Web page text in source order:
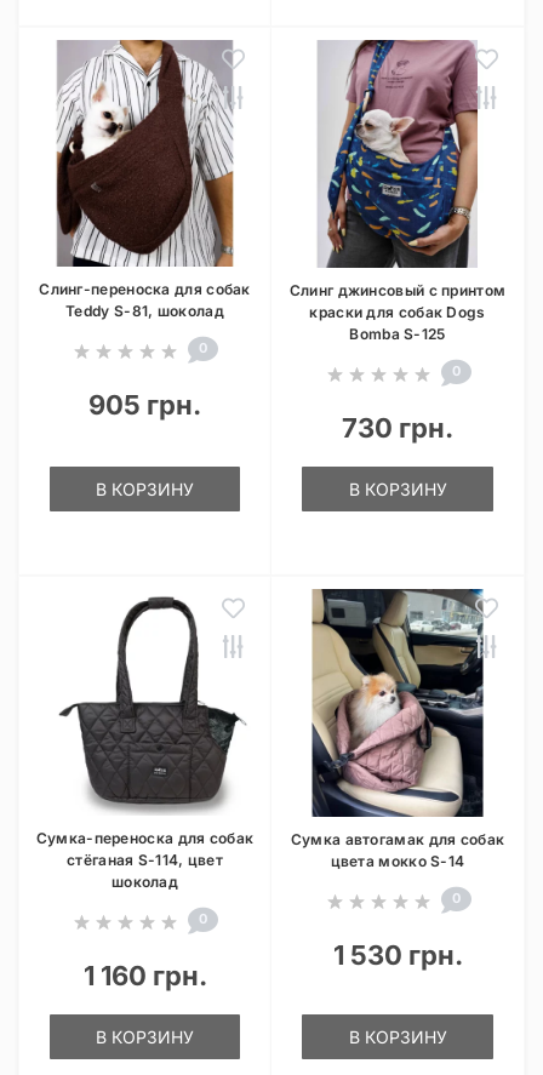
Слинг-переноска для собак
Teddy S-81, шоколад
0
905 грн.
В КОРЗИНУ
Слинг джинсовый с принтом
краски для собак Dogs
Bomba S-125
0
730 грн.
В КОРЗИНУ
Сумка-переноска для собак
стёганая S-114, цвет
шоколад
0
1 160 грн.
В КОРЗИНУ
Сумка автогамак для собак
цвета мокко S-14
0
1 530 грн.
В КОРЗИНУ